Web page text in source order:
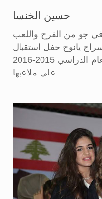
حسين الخنسا
وفي جو من الفرح واللعب
يانوح حفل استقبال
لاطفال الروضة الأولى للعام الدراسي 2015-2016
على ملاعبها